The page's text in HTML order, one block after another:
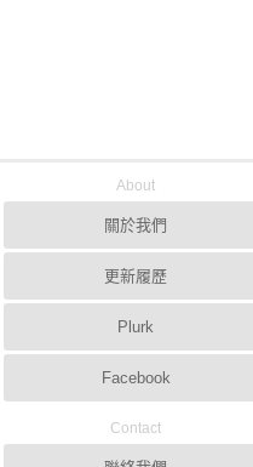
About
關於我們
更新履歷
Plurk
Facebook
Contact